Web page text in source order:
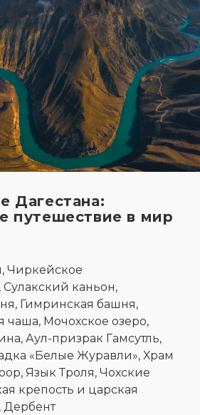
Дагестана:
путешествие в мир
Чиркейское
каньон,
Гимринская башня,
чаша, Мочохское озеро,
Аул-призрак Гамсутль,
«Белые Журавли», Храм
Язык Троля, Чохские
крепость и царская
Дербент